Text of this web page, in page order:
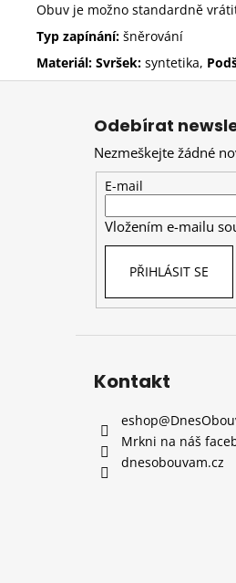
Obuv je možno standardně
Typ zapínání: šněrování
Materiál: Svršek: syntetika,
Z
Odebírat
Nezmeškejte žádné
E-mail
Vložením e-mailu
PŘIHLÁSIT SE
Kontakt
eshop@
Mrkni na náš
dnesobouvam.cz